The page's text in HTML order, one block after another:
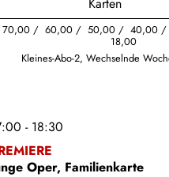
70,00 60,00 50,00 40,00
18,00
Kleines-Abo-2, Wechselnde
- 18:30
Oper, Familienkarte